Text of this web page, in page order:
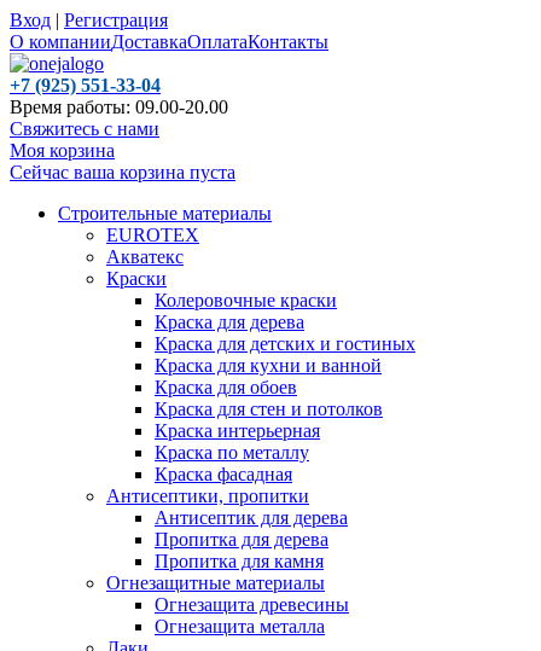
Вход | Регистрация
О компанииДоставкаОплатаКонтакты
+7 (925) 551-33-04
Время работы: 09.00-20.00
Свяжитесь с нами
Моя корзина
Сейчас ваша корзина пуста
Строительные материалы
EUROTEX
Акватекс
Краски
Колеровочные краски
Краска для дерева
Краска для детских и гостиных
Краска для кухни и ванной
Краска для обоев
Краска для стен и потолков
Краска интерьерная
Краска по металлу
Краска фасадная
Антисептики, пропитки
Антисептик для дерева
Пропитка для дерева
Пропитка для камня
Огнезащитные материалы
Огнезащита древесины
Огнезащита металла